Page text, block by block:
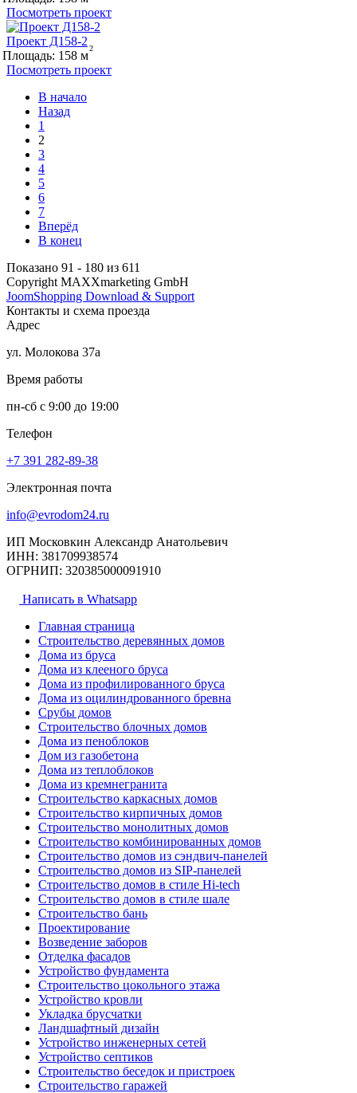
Посмотреть проект
Проект Д158-2
Площадь: 158
Посмотреть проект
В начало
Назад
1
2
3
4
5
6
7
Вперёд
В конец
Показано 91 - 180 из 611
Copyright MAXXmarketing GmbH
JoomShopping Download & Support
Контакты и схема проезда
Адрес
ул. Молокова 37а
Время работы
пн-сб с 9:00 до 19:00
Телефон
+7 391 282-89-38
Электронная почта
info@evrodom24.ru
ИП Московкин Александр Анатольевич
ИНН: 381709938574
ОГРНИП: 320385000091910
Написать в Whatsapp
Главная страница
Строительство деревянных домов
Дома из бруса
Дома из клееного бруса
Дома из профилированного бруса
Дома из оцилиндрованного бревна
Срубы домов
Строительство блочных домов
Дома из пеноблоков
Дом из газобетона
Дома из теплоблоков
Дома из кремнегранита
Строительство каркасных домов
Строительство кирпичных домов
Строительство монолитных домов
Строительство комбинированных домов
Строительство домов из сэндвич-панелей
Строительство домов из SIP-панелей
Строительство домов в стиле Hi-tech
Строительство домов в стиле шале
Строительство бань
Проектирование
Возведение заборов
Отделка фасадов
Устройство фундамента
Строительство цокольного этажа
Устройство кровли
Укладка брусчатки
Ландшафтный дизайн
Устройство инженерных сетей
Устройство септиков
Строительство беседок и пристроек
Строительство гаражей